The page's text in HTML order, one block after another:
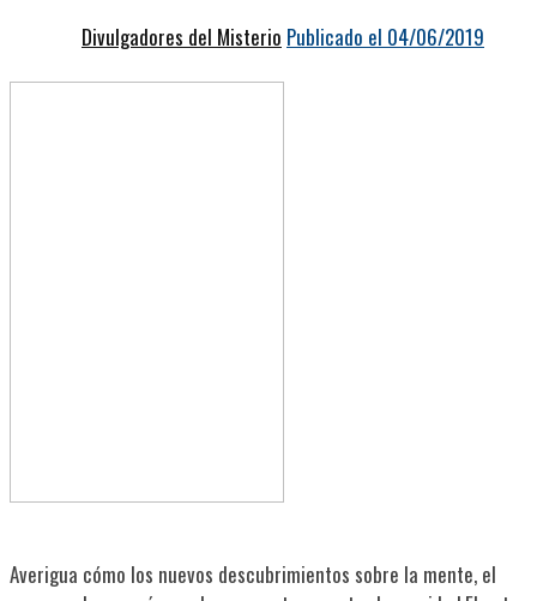
Divulgadores del Misterio Publicado el 04/06/2019
Averigua cómo los nuevos descubrimientos sobre la mente, el